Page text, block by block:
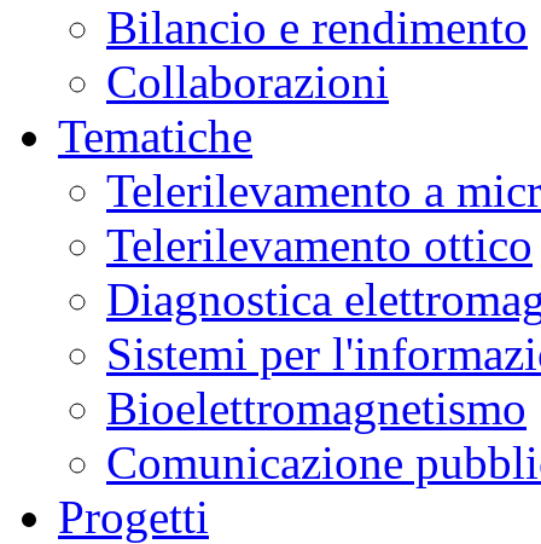
Bilancio e rendimento
Collaborazioni
Tematiche
Telerilevamento a
Telerilevamento ottico
Diagnostica
Sistemi per
Bioelettromagnetismo
Comunicazione
Progetti